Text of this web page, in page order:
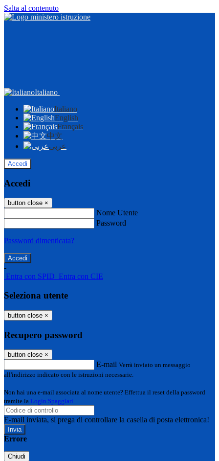
Salta al contenuto
Italiano
Italiano
English
Français
中文
عربى
Accedi
Accedi
button close ×
Nome Utente
Password
Password dimenticata?
-
Entra con SPID Entra con CIE
Seleziona utente
button close ×
Recupero password
button close ×
E-mail Verrà inviato un messaggio
all'indirizzo indicato con le istruzioni necessarie.
Non hai una e-mail associata al nome utente? Effettua il reset della password
tramite la Login Spaggiari
E-mail inviata, si prega di controllare la casella di posta elettronica!
Errore
Chiudi